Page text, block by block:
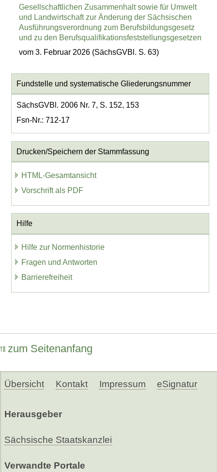
Gesellschaftlichen Zusammenhalt sowie für Umwelt
und Landwirtschaft zur Änderung der Sächsischen
Ausführungsverordnung zum Berufsbildungsgesetz
und zu den Berufsqualifikationsfeststellungsgesetzen
vom 3. Februar 2026 (SächsGVBl. S. 63)
Fundstelle und systematische Gliederungsnummer
SächsGVBl. 2006 Nr. 7, S. 152, 153
Fsn-Nr.: 712-17
Drucken/Speichern der Stammfassung
HTML-Gesamtansicht
Vorschrift als PDF
Hilfe
Hilfe zur Normenhistorie
Fragen und Antworten
Barrierefreiheit
zum Seitenanfang
Übersicht Kontakt Impressum eSignatur
Herausgeber
Sächsische Staatskanzlei
Verwandte Portale